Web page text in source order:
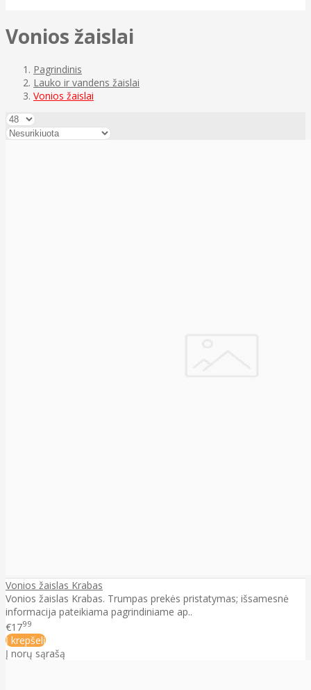
Vonios žaislai
Pagrindinis
Lauko ir vandens žaislai
Vonios žaislai
Vonios žaislas Krabas
Vonios žaislas Krabas. Trumpas prekės pristatymas; išsamesnė
informacija pateikiama pagrindiniame ap..
€1799
Į krepšelį
Į norų sąrašą